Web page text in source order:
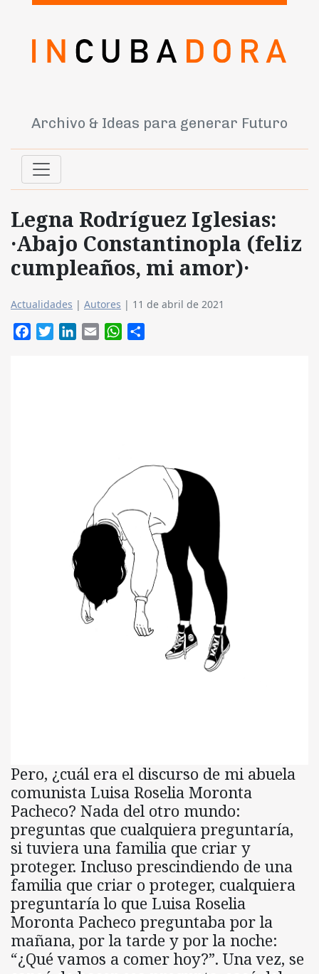
Archivo & Ideas para generar Futuro
Legna Rodríguez Iglesias:
·Abajo Constantinopla (feliz
cumpleaños, mi amor)·
Actualidades | Autores | 11 de abril de 2021
FacebookTwitterLinkedIn
Email WhatsApp
Pero, ¿cuál era el discurso de mi abuela
comunista Luisa Roselia Moronta
Pacheco? Nada del otro mundo:
preguntas que cualquiera preguntaría,
si tuviera una familia que criar y
proteger. Incluso prescindiendo de una
familia que criar o proteger, cualquiera
preguntaría lo que Luisa Roselia
Moronta Pacheco preguntaba por la
mañana, por la tarde y por la noche:
“¿Qué vamos a comer hoy?”. Una vez, se